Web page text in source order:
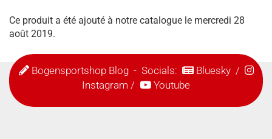
Ce produit a été ajouté à notre catalogue le mercredi 28
août 2019.
Bogensportshop Blog- Socials: Bluesky/
Instagram / Youtube